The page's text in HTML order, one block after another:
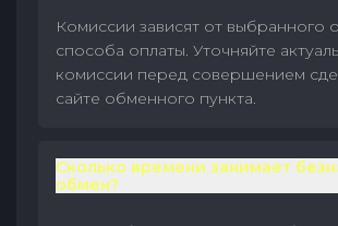
Комиссии зависят от выбранного
способа оплаты. Уточняйте
комиссии перед совершением
сайте обменного пункта.
Сколько времени занимает
обмен?